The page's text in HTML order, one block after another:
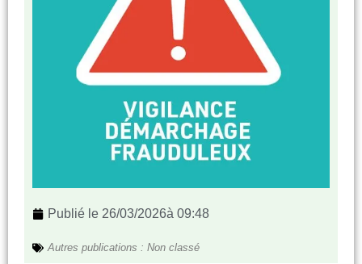
Publié le 26/03/2026à 09:48
Autres publications : Non classé